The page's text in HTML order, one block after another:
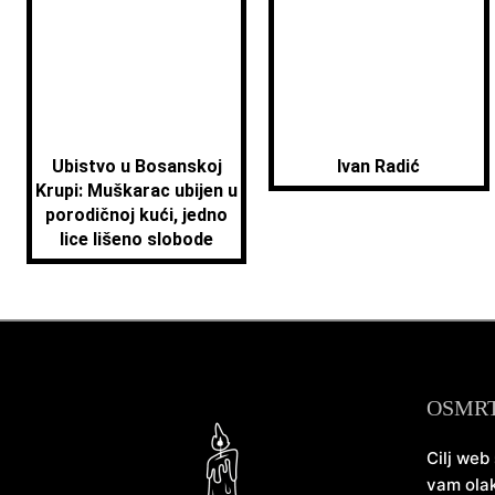
Ubistvo u Bosanskoj
Krupi: Muškarac ubijen u
porodičnoj kući, jedno
lice lišeno slobode
Ivan Radić
Cilj web
vam